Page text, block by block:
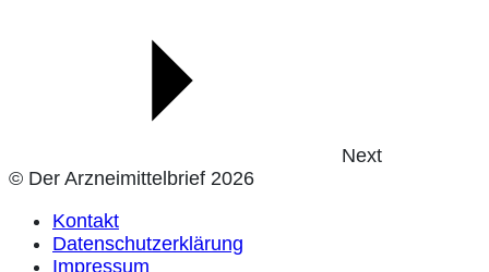
Next
© Der Arzneimittelbrief 2026
Kontakt
Datenschutzerklärung
Impressum